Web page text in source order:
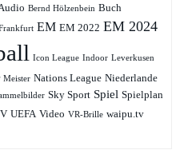
Bernd Hölzenbein Buch
EM EM 2022 EM 2024
Icon League Indoor Leverkusen
Meister Nations League Niederlande
Sky Sport Spiel Spielplan
UEFA Video VR-Brille waipu.tv